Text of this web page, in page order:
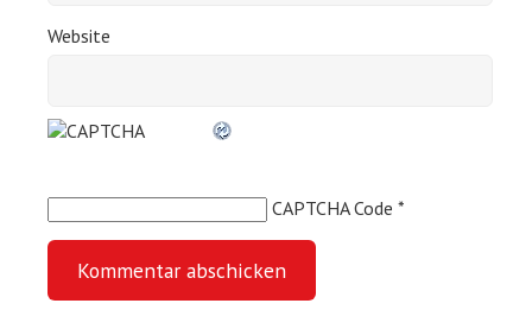
Website
CAPTCHA Code *